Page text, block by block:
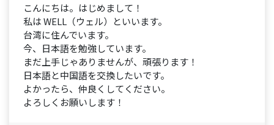
こんにちは。はじめまして！
私は WELL（ウェル）といいます。
台湾に住んでいます。
今、日本語を勉強しています。
まだ上手じゃありませんが、頑張ります！
日本語と中国語を交換したいです。
よかったら、仲良くしてください。
よろしくお願いします！